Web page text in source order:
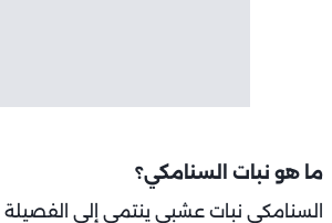
ما هو نبات السنامكي؟
السنامكي نبات عشبي ينتمي إلى الفصيلة